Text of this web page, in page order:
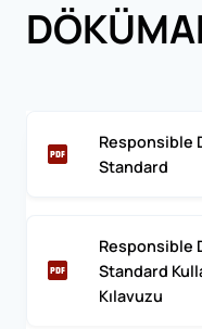
Responsible
Standard
Responsible
Standard
Kılavuzu